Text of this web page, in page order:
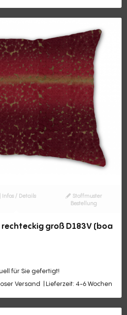
Infos / Details
Stoffmuster
Bestellung
rechteckig groß D183V (boa
für Sie gefertigt!
Versand Lieferzeit: 4-6 Wochen